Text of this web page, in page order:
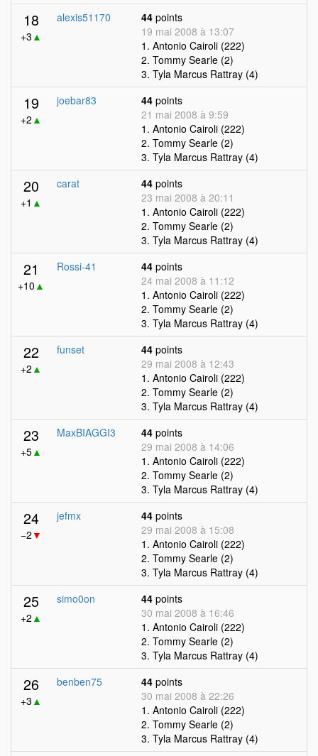
18
+3 ▲
alexis51170 44 points
19 mai 2008 à 13:07
1. Antonio Cairoli (222)
2. Tommy Searle (2)
3. Tyla Marcus Rattray (4)
19
+2 ▲
joebar83 44 points
21 mai 2008 à 9:59
1. Antonio Cairoli (222)
2. Tommy Searle (2)
3. Tyla Marcus Rattray (4)
20
+1 ▲
carat 44 points
23 mai 2008 à 20:11
1. Antonio Cairoli (222)
2. Tommy Searle (2)
3. Tyla Marcus Rattray (4)
21
+10 ▲
Rossi-41 44 points
24 mai 2008 à 11:12
1. Antonio Cairoli (222)
2. Tommy Searle (2)
3. Tyla Marcus Rattray (4)
22
+2 ▲
funset 44 points
29 mai 2008 à 12:43
1. Antonio Cairoli (222)
2. Tommy Searle (2)
3. Tyla Marcus Rattray (4)
23
+5▲
MaxBIAGGI3 44 points
29 mai 2008 à 14:06
1. Antonio Cairoli (222)
2. Tommy Searle (2)
3. Tyla Marcus Rattray (4)
24
−2 ▼
jefmx 44 points
29 mai 2008 à 15:08
1. Antonio Cairoli (222)
2. Tommy Searle (2)
3. Tyla Marcus Rattray (4)
25
+2 ▲
simo0on 44 points
30 mai 2008 à 16:46
1. Antonio Cairoli (222)
2. Tommy Searle (2)
3. Tyla Marcus Rattray (4)
26
+3 ▲
benben75 44 points
30 mai 2008 à 22:26
1. Antonio Cairoli (222)
2. Tommy Searle (2)
3. Tyla Marcus Rattray (4)